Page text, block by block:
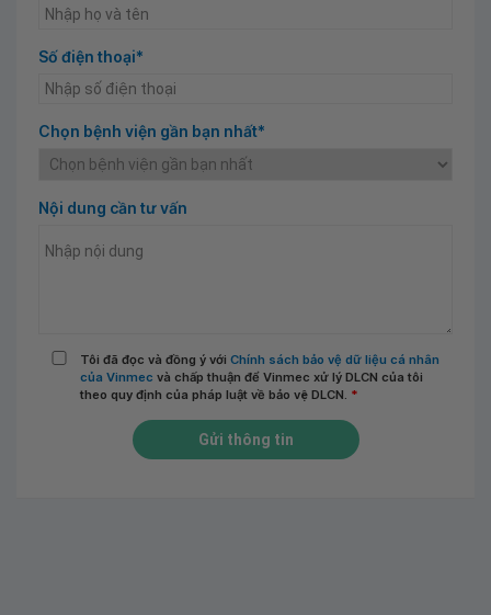
Số điện thoại*
Chọn bệnh viện gần bạn nhất*
Nội dung cần tư vấn
Tôi đã đọc và đồng ý với Chính sách bảo vệ dữ liệu cá nhân
của Vinmec và chấp thuận để Vinmec xử lý DLCN của tôi
theo quy định của pháp luật về bảo vệ DLCN. *
Gửi thông tin